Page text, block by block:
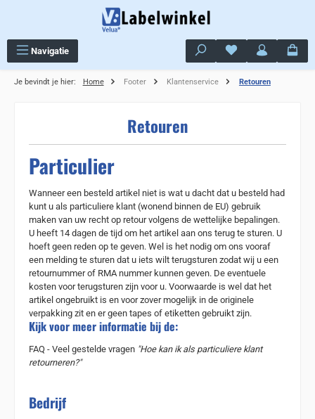
Navigatie Je hebt 0 items op
Je bevindt je hier: Home Footer Klantenservice Retouren
Retouren
Particulier
Wanneer een besteld artikel niet is wat u dacht dat u besteld had
kunt u als particuliere klant (wonend binnen de EU) gebruik
maken van uw recht op retour volgens de wettelijke bepalingen.
U heeft 14 dagen de tijd om het artikel aan ons terug te sturen. U
hoeft geen reden op te geven. Wel is het nodig om ons vooraf
een melding te sturen dat u iets wilt terugsturen zodat wij u een
retournummer of RMA nummer kunnen geven. De eventuele
kosten voor terugsturen zijn voor u. Voorwaarde is wel dat het
artikel ongebruikt is en voor zover mogelijk in de originele
verpakking zit en er geen tapes of etiketten gebruikt zijn.
Kijk voor meer informatie bij de:
FAQ - Veel gestelde vragen "Hoe kan ik als particuliere klant
retourneren?"
Bedrijf